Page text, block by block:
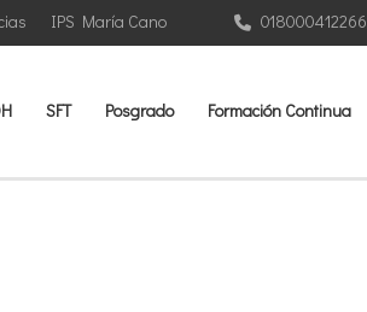
IPS María Cano 018000412266
SFT Posgrado Formación Continua